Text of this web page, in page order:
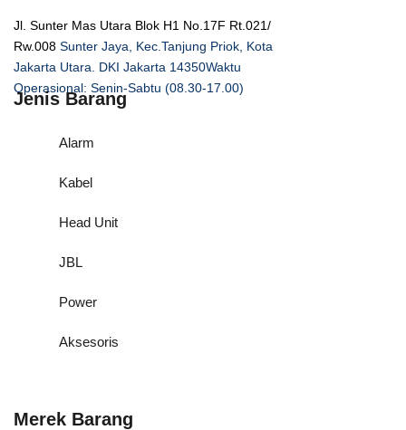
Jl. Sunter Mas Utara Blok H1 No.17F Rt.021/
Rw.008 Sunter Jaya, Kec.Tanjung Priok, Kota
Jakarta Utara. DKI Jakarta 14350Waktu
Operasional: Senin-Sabtu (08.30-17.00)
Jenis Barang
Alarm
Kabel
Head Unit
JBL
Power
Aksesoris
Merek Barang